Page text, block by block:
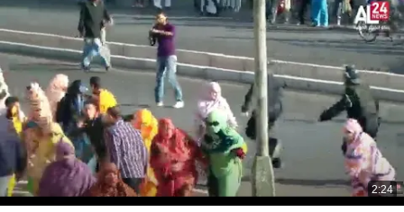
2:24